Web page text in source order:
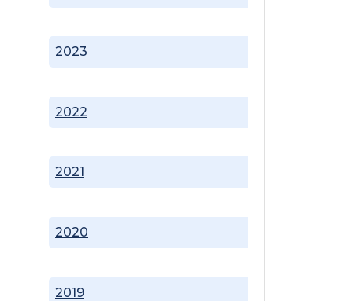
2019
2020
2021
2022
2023